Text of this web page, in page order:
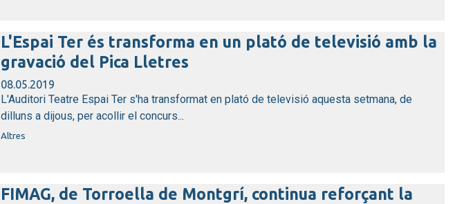
L'Espai Ter és transforma en un plató de televisió amb la
gravació del Pica Lletres
08.05.2019
L'Auditori Teatre Espai Ter s'ha transformat en plató de televisió aquesta setmana, de
dilluns a dijous, per acollir el concurs...
Altres
FIMAG, de Torroella de Montgrí, continua reforçant la